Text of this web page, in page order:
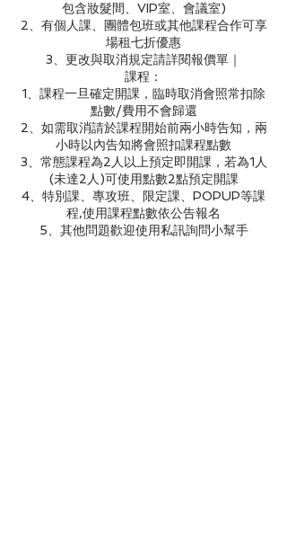
包含妝髮間、VIP室、會議室)
2、有個人課、團體包班或其他課程合作可享
場租七折優惠
3、更改與取消規定請詳閱報價單｜
課程：
1、課程一旦確定開課，臨時取消會照常扣除
點數/費用不會歸還
2、如需取消請於課程開始前兩小時告知，兩
小時以內告知將會照扣課程點數
3、常態課程為2人以上預定即開課，若為1人
(未達2人)可使用點數2點預定開課
4、特別課、專攻班、限定課、POPUP等課
程,使用課程點數依公告報名
5、其他問題歡迎使用私訊詢問小幫手